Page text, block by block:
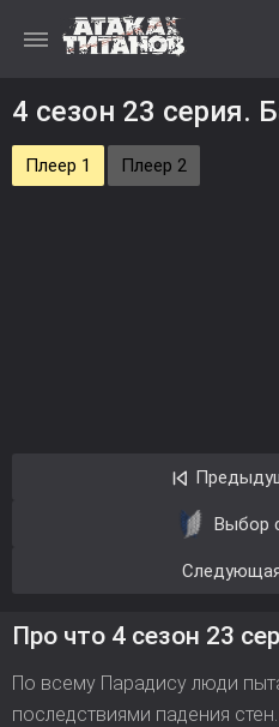
4 сезон 23 серия.
Плеер 1 Плеер 2
Выбор
Про что 4 сезон 23
По всему Парадису люди
последствиями падения